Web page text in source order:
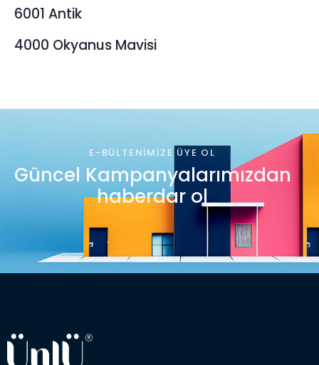
6001 Antik
4000 Okyanus Mavisi
E-BÜLTENIMIZE ÜYE OL
Güncel Kampanyalarımızdan
haberdar ol